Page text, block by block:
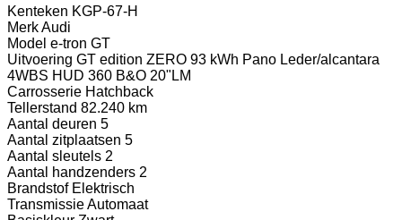
Kenteken KGP-67-H
MerkAudi
Model e-tron GT
Uitvoering GT edition ZERO 93 kWh Pano Leder/alcantara
4WBS HUD 360 B&O 20"LM
Carrosserie Hatchback
Tellerstand 82.240 km
Aantal deuren 5
Aantal zitplaatsen 5
Aantal sleutels 2
Aantal handzenders 2
Brandstof Elektrisch
TransmissieAutomaat